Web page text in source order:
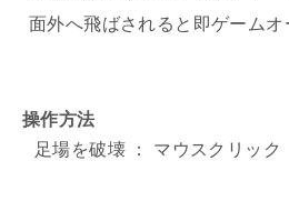
面外へ飛ばされると即ゲームオ
操作方法
足場を破壊 ： マウスクリック